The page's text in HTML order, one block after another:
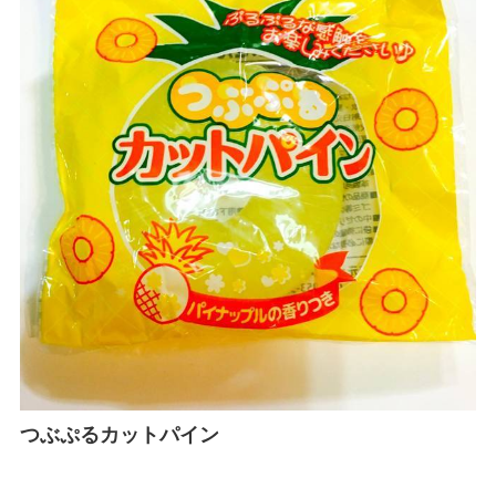
つぶぷるカットパイン